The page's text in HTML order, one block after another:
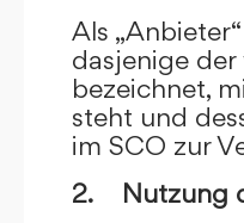
Als
dasjenige
bezeichnet,
steht und
im SCO zur
2. Nutzung